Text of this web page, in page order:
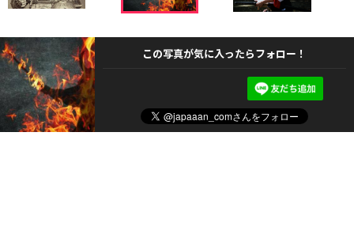
この写真が気に入ったらフォロー！